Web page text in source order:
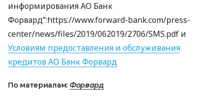
информирования АО Банк
Форвард”:https://www.forward-bank.com/press-
center/news/files/2019/062019/2706/SMS.pdf и
Условиям предоставления и обслуживания
кредитов АО Банк Форвард
По материалам: Форвард